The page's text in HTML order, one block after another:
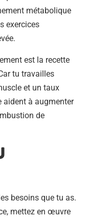
métabolique
exercices
est la recette
tu travailles
et un taux
aident à augmenter
de
besoins que tu as.
mettez en œuvre